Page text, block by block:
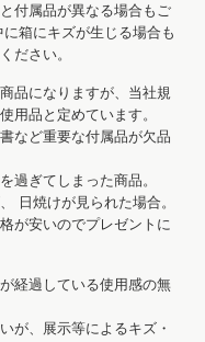
付属品が異なる場合もご
箱にキズが生じる場合も
ださい。
品になりますが、当社規
用品と定めています。
など重要な付属品が欠品
過ぎてしまった商品。
日焼けが見られた場合。
が安いのでプレゼントに
経過している使用感の無
が、展示等によるキズ・